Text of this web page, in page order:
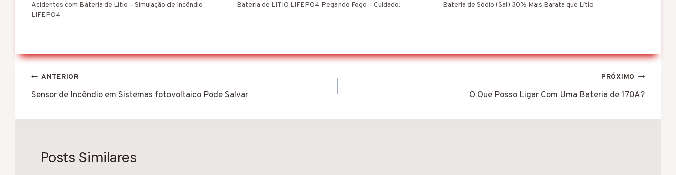
Acidentes com Bateria de Lítio – Simulação de Incêndio
LIFEPO4
Bateria de LITIO LIFEPO4 Pegando Fogo – Cuidado! Bateria de Sódio (Sal) 30% Mais Barata que Lítio
Navegação
de
Post
ANTERIOR
Sensor de Incêndio em Sistemas fotovoltaico Pode Salvar
PRÓXIMO
O Que Posso Ligar Com Uma Bateria de 170A?
Posts Similares